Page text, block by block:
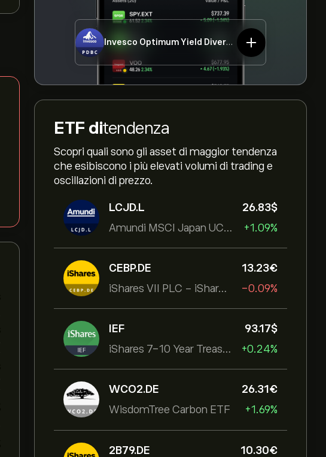
Invesco Optimum Yield Diversified Commodity Strategy No K-1 ETF
ETF ditendenza
Scopri quali sono gli asset di maggior tendenza
che esibiscono i più elevati volumi di trading e
oscillazioni di prezzo.
LCJD.L
Amundi MSCI Japan UCITS ETF Acc
26.83‎$‎
+1.09%
CEBP.DE
iShares VII PLC - iShares MSCI EMU USD Hedged UCITS ETF
13.23‎€‎
-0.09%
IEF
iShares 7-10 Year Treasury Bond ETF
93.17‎$‎
+0.24%
WCO2.DE
WisdomTree Carbon ETF
26.31‎€‎
+1.69%
2B79.DE
10.30‎€‎